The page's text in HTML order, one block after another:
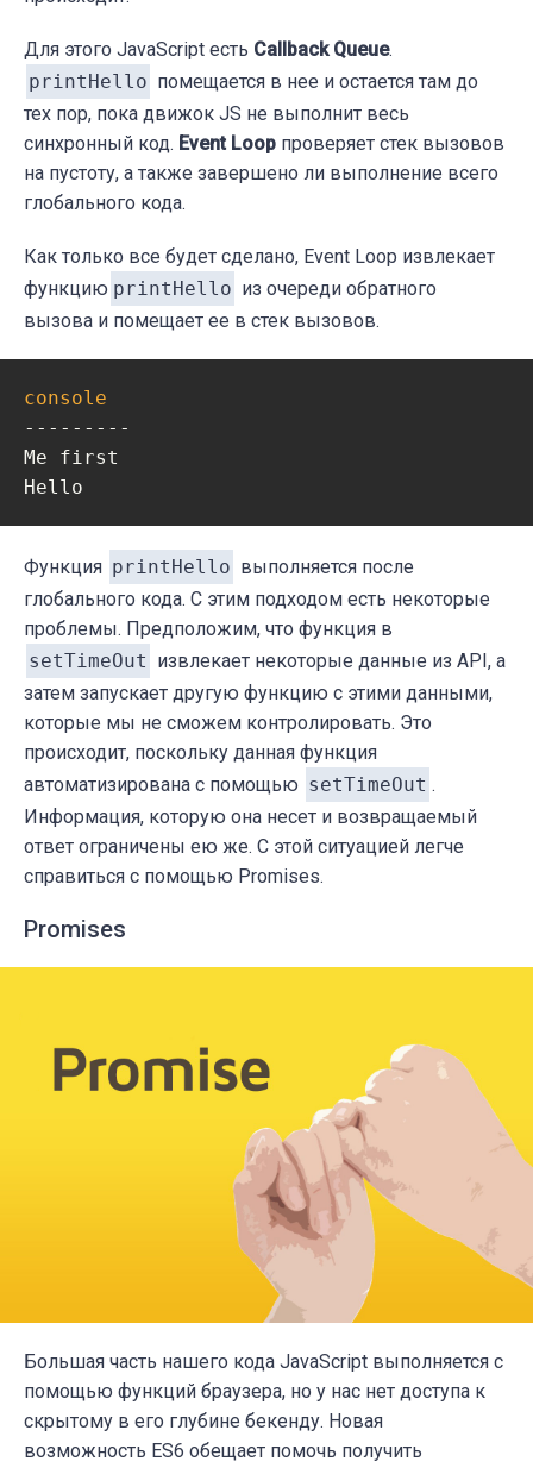
Для этого JavaScript есть Callback Queue.
printHello помещается в нее и остается там до
тех пор, пока движок JS не выполнит весь
синхронный код. Event Loop проверяет стек вызовов
на пустоту, а также завершено ли выполнение всего
глобального кода.
Как только все будет сделано, Event Loop извлекает
функцию printHello из очереди обратного
вызова и помещает ее в стек вызовов.
console
---------
Me first
Hello
Функция printHello выполняется после
глобального кода. С этим подходом есть некоторые
проблемы. Предположим, что функция в
setTimeOut извлекает некоторые данные из API, а
затем запускает другую функцию с этими данными,
которые мы не сможем контролировать. Это
происходит, поскольку данная функция
автоматизирована с помощью setTimeOut .
Информация, которую она несет и возвращаемый
ответ ограничены ею же. С этой ситуацией легче
справиться с помощью Promises.
Promises
Большая часть нашего кода JavaScript выполняется с
помощью функций браузера, но у нас нет доступа к
скрытому в его глубине бекенду. Новая
возможность ES6 обещает помочь получить